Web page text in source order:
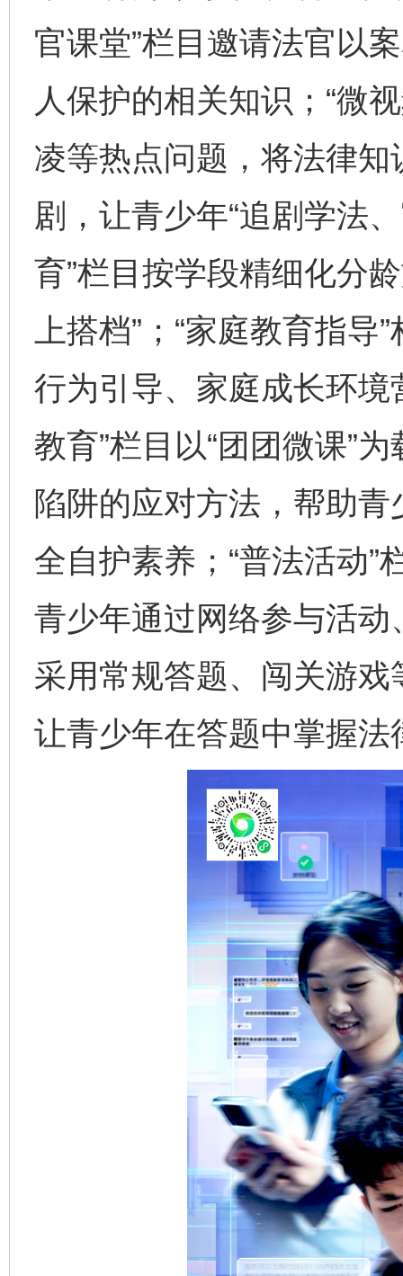
官课堂”栏目邀请法官以
人保护的相关知识；“微
凌等热点问题，将法律
剧，让青少年“追剧学法
育”栏目按学段精细化分
上搭档”；“家庭教育指
行为引导、家庭成长环境
教育”栏目以“团团微课”
陷阱的应对方法，帮助
全自护素养；“普法活动
青少年通过网络参与活动
采用常规答题、闯关游
让青少年在答题中掌握法